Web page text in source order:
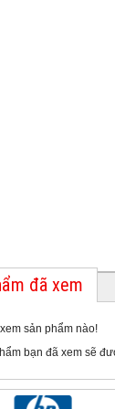
đã xem
sản phẩm nào!
bạn đã xem sẽ